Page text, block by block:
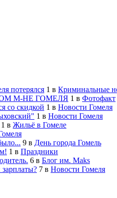
потерялся 1 в Криминальные
М-НЕ ГОМЕЛЯ 1 в Фотофакт
со скидкой 1 в Новости Гомеля
1 в Новости Гомеля
1 в Жильё в Гомеле
9 в День города Гомель
1 в Праздники
6 в Блог им. Maks
7 в Новости Гомеля